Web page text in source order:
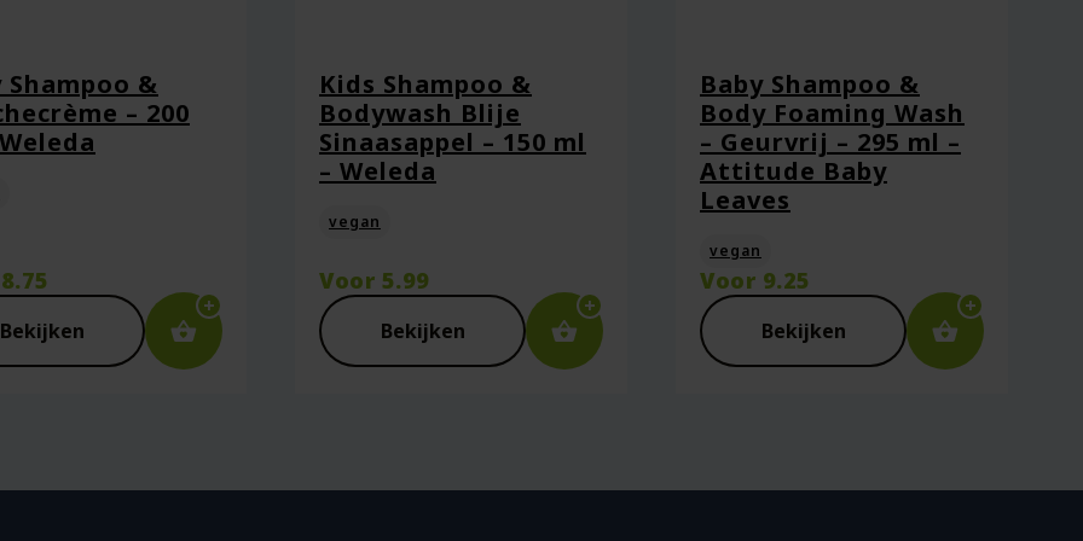
in deze browser voor de volgende keer wanneer ik een reactie plaats.
Shampoo &
– 200
8.75
Bekijken
Kids Shampoo &
Bodywash Blije
Sinaasappel – 150 ml
– Weleda
vegan
Voor 5.99
Bekijken
Baby Shampoo &
Body Foaming Wash
– Geurvrij – 295 ml –
Attitude Baby
Leaves
vegan
Voor 9.25
Bekijken